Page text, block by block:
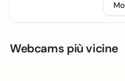
Webcams più vicine